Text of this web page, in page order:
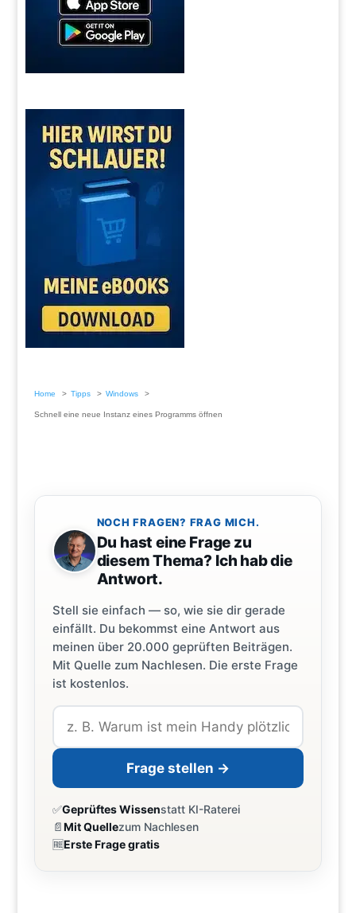
Home Tipps Windows
Schnell eine neue Instanz eines Programms öffnen
NOCH FRAGEN? FRAG MICH.
Du hast eine Frage zu
diesem Thema? Ich hab die
Antwort.
Stell sie einfach — so, wie sie dir gerade
einfällt. Du bekommst eine Antwort aus
meinen über 20.000 geprüften Beiträgen.
Mit Quelle zum Nachlesen. Die erste Frage
ist kostenlos.
Frage stellen →
✅Geprüftes Wissenstatt KI-Raterei
📄Mit Quellezum Nachlesen
🆓Erste Frage gratis